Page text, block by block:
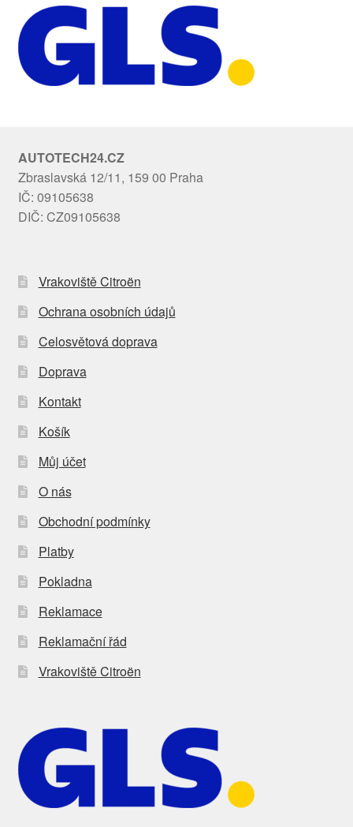
AUTOTECH24.CZ
Zbraslavská 12/11, 159 00 Praha
IČ: 09105638
DIČ: CZ09105638
Vrakoviště Citroën
Ochrana osobních údajů
Celosvětová doprava
Doprava
Kontakt
Košík
Můj účet
O nás
Obchodní podmínky
Platby
Pokladna
Reklamace
Reklamační řád
Vrakoviště Citroën